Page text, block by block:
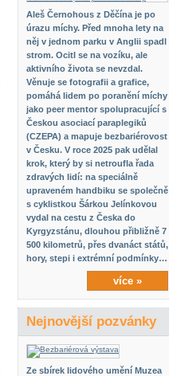
Aleš Černohous z Děčína je po
úrazu míchy. Před mnoha lety na
něj v jednom parku v Anglii spadl
strom. Ocitl se na vozíku, ale
aktivního života se nevzdal.
Věnuje se fotografii a grafice,
pomáhá lidem po poranění míchy
jako peer mentor spolupracující s
Českou asociací paraplegiků
(CZEPA) a mapuje bezbariérovost
v Česku. V roce 2025 pak udělal
krok, který by si netroufla řada
zdravých lidí: na speciálně
upraveném handbiku se společně
s cyklistkou Šárkou Jelínkovou
vydal na cestu z Česka do
Kyrgyzstánu, dlouhou přibližně 7
500 kilometrů, přes dvanáct států,
hory, stepi i extrémní podmínky…
více »
Nejnovější pozvánky
Ze sbírek lidového umění Muzea